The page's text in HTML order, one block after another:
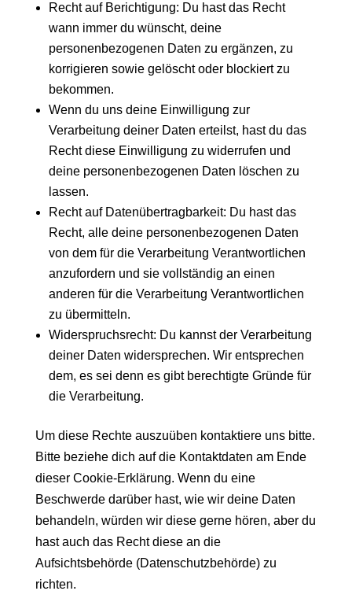
Recht auf Berichtigung: Du hast das Recht
wann immer du wünscht, deine
personenbezogenen Daten zu ergänzen, zu
korrigieren sowie gelöscht oder blockiert zu
bekommen.
Wenn du uns deine Einwilligung zur
Verarbeitung deiner Daten erteilst, hast du das
Recht diese Einwilligung zu widerrufen und
deine personenbezogenen Daten löschen zu
lassen.
Recht auf Datenübertragbarkeit: Du hast das
Recht, alle deine personenbezogenen Daten
von dem für die Verarbeitung Verantwortlichen
anzufordern und sie vollständig an einen
anderen für die Verarbeitung Verantwortlichen
zu übermitteln.
Widerspruchsrecht: Du kannst der Verarbeitung
deiner Daten widersprechen. Wir entsprechen
dem, es sei denn es gibt berechtigte Gründe für
die Verarbeitung.
Um diese Rechte auszuüben kontaktiere uns bitte.
Bitte beziehe dich auf die Kontaktdaten am Ende
dieser Cookie-Erklärung. Wenn du eine
Beschwerde darüber hast, wie wir deine Daten
behandeln, würden wir diese gerne hören, aber du
hast auch das Recht diese an die
Aufsichtsbehörde (Datenschutzbehörde) zu
richten.